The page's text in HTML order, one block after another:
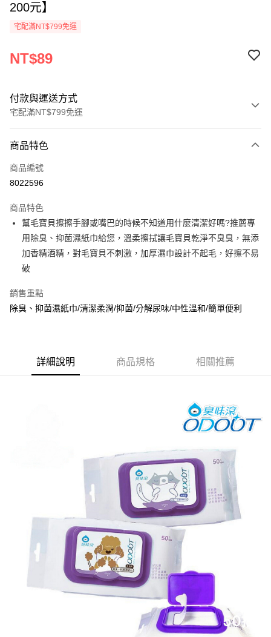
200元】
宅配滿NT$799免運
NT$89
付款與運送方式
宅配滿NT$799免運
信用卡一次付款
Apple Pay
悠遊付
貨到付款
運送方式
宅配
每筆NT$80，滿NT$799(含以上)免運費
商品特色
商品編號
8022596
商品特色
幫毛寶貝擦擦手腳或嘴巴的時候不知道用什麼清潔好嗎?推薦專
用除臭、抑菌濕紙巾給您，溫柔擦拭讓毛寶貝乾淨不臭臭，無添
加香精酒精，對毛寶貝不刺激，加厚濕巾設計不起毛，好擦不易
破
銷售重點
除臭、抑菌濕紙巾/清潔柔潤/抑菌/分解尿味/中性溫和/簡單便利
詳細說明 商品規格 相關推薦